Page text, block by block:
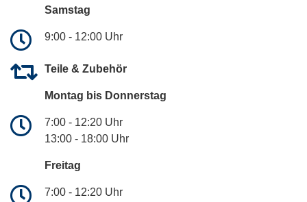
Samstag
9:00 - 12:00 Uhr
Teile & Zubehör
Montag bis Donnerstag
7:00 - 12:20 Uhr
13:00 - 18:00 Uhr
Freitag
7:00 - 12:20 Uhr